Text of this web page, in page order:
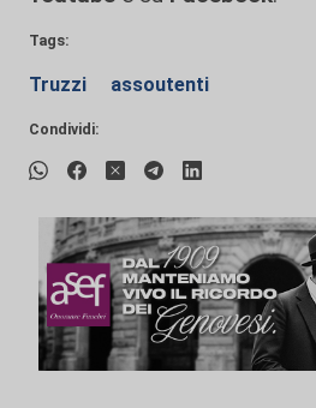
Tags:
Truzzi assoutenti
Condividi: